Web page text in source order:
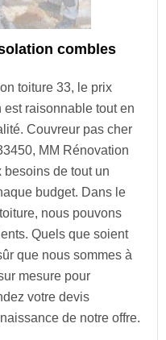
combles
toiture 33, le prix
raisonnable tout en
Couvreur pas cher
MM Rénovation
besoins de tout un
budget. Dans le
nous pouvons
Quels que soient
que nous sommes à
mesure pour
votre devis
de notre offre.